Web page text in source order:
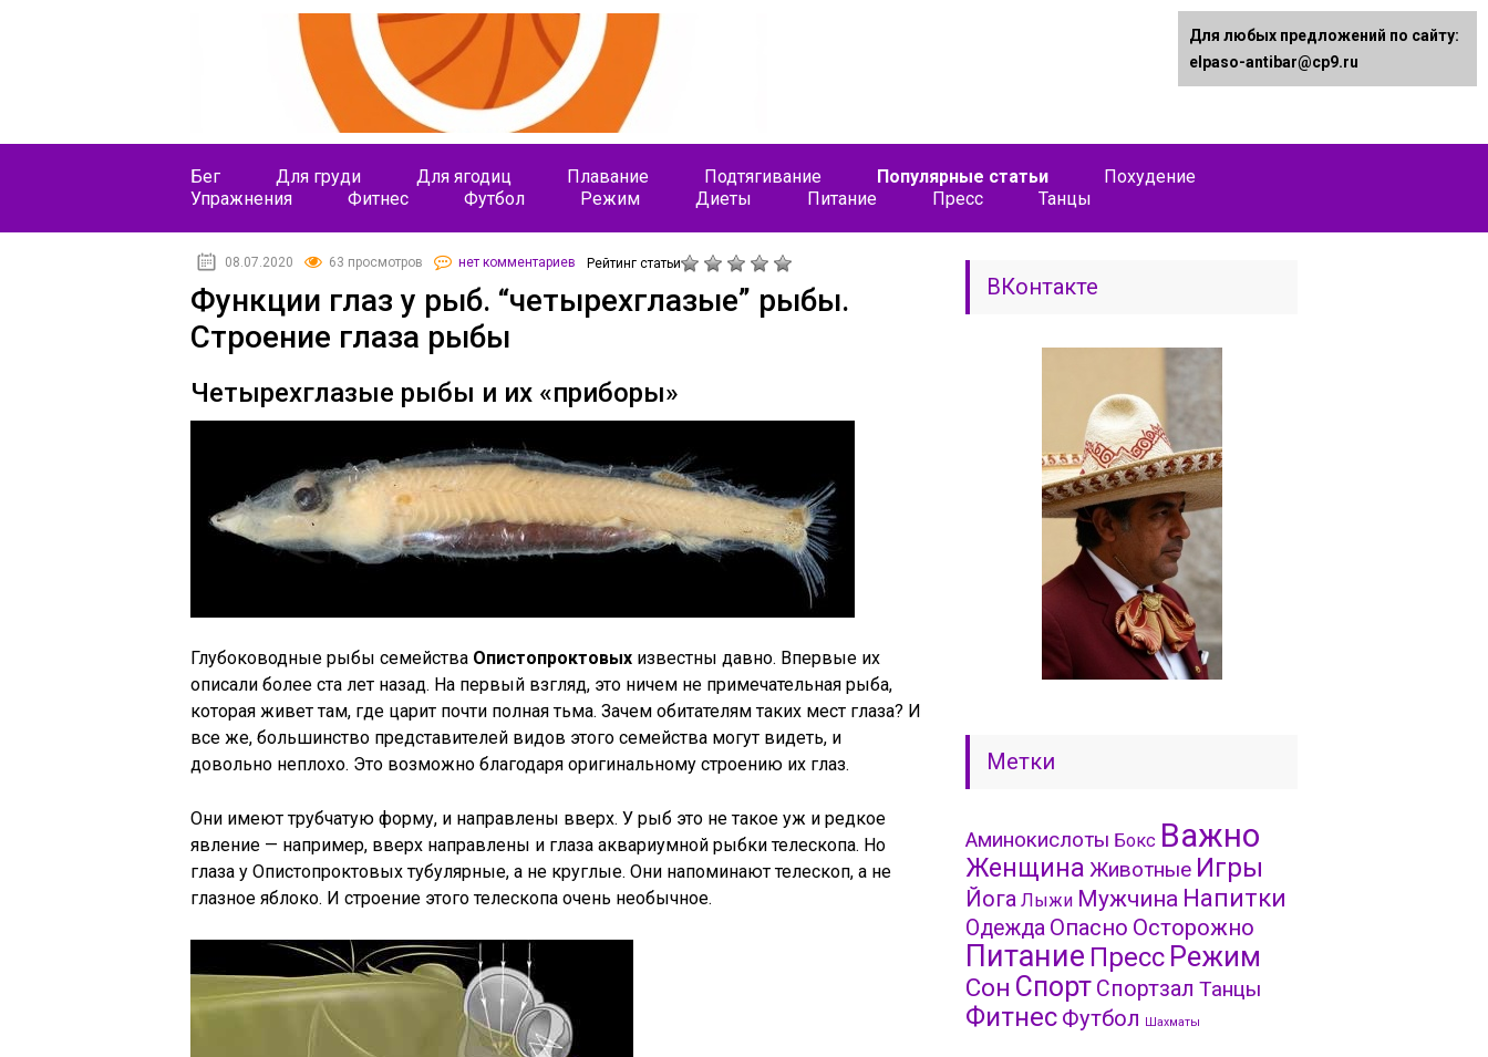
Бег Для груди Для ягодиц Плавание Подтягивание Популярные статьи
Похудение
Упражнения
Фитнес Футбол Режим Диеты Питание Пресс Танцы
08.07.2020 63 просмотров нет комментариев Рейтинг статьи
Функции глаз у рыб. “четырехглазые” рыбы.
Строение глаза рыбы
Четырехглазые рыбы и их «приборы»
Глубоководные рыбы семейства Опистопроктовых известны давно. Впервые их
описали более ста лет назад. На первый взгляд, это ничем не примечательная рыба,
которая живет там, где царит почти полная тьма. Зачем обитателям таких мест глаза? И
все же, большинство представителей видов этого семейства могут видеть, и
довольно неплохо. Это возможно благодаря оригинальному строению их глаз.
Они имеют трубчатую форму, и направлены вверх. У рыб это не такое уж и редкое
явление — например, вверх направлены и глаза аквариумной рыбки телескопа. Но
глаза у Опистопроктовых тубулярные, а не круглые. Они напоминают телескоп, а не
глазное яблоко. И строение этого телескопа очень необычное.
ВКонтакте
Метки
Аминокислоты Бокс Важно
Женщина Животные Игры
Йога Лыжи Мужчина Напитки
Одежда Опасно Осторожно
Питание Пресс Режим
Сон Спорт Спортзал Танцы
Фитнес Футбол Шахматы
Для любых предложений по сайту:
elpaso-antibar@cp9.ru